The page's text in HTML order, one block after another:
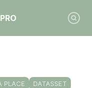
PLACE DATASSET